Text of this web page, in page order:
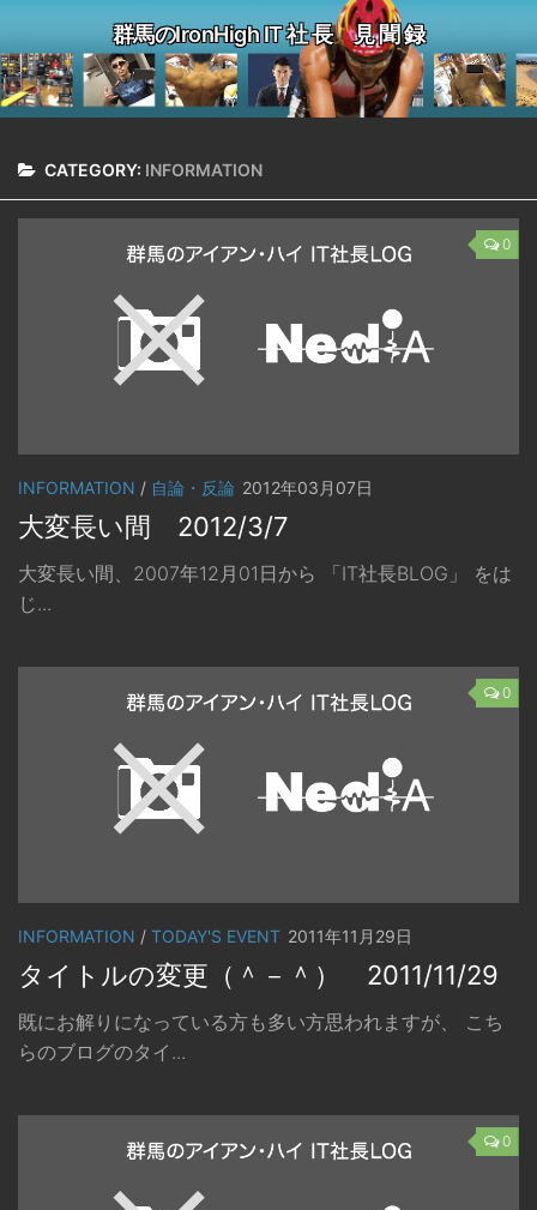
群馬のIronHigh IT 社 長 見 聞 録
CATEGORY: INFORMATION
0
INFORMATION / 自論・反論 2012年03月07日
大変長い間 2012/3/7
大変長い間、2007年12月01日から 「IT社長BLOG」 をは
じ...
0
INFORMATION / TODAY'S EVENT 2011年11月29日
タイトルの変更（＾－＾） 2011/11/29
既にお解りになっている方も多い方思われますが、 こち
らのブログのタイ...
0